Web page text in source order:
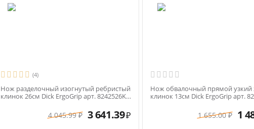
(4)
Нож разделочный изогнутый ребристый
клинок 26см Dick ErgoGrip арт. 8242526K
4 045.99 ₽ 3 641.39₽
Нож обвалочный прямой узкий
клинок 13см Dick ErgoGrip арт.
1 655.00 ₽ 1